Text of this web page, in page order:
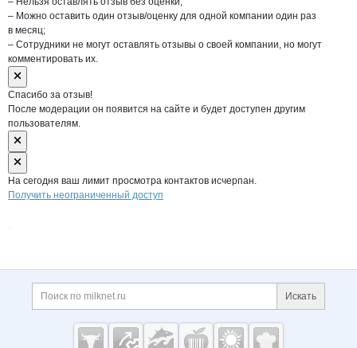
– Можно оставить один отзыв/оценку для одной компании один раз
в месяц;
– Сотрудники не могут оставлять отзывы о своей компании, но могут
комментировать их.
Спасибо за отзыв!
После модерации он появится на сайте и будет доступен другим
пользователям.
На сегодня ваш лимит просмотра контактов исчерпан.
Получить неограниченный доступ
Дополнительная информация
Поиск по сайту и
Искать
Cсылки на полезные проекты